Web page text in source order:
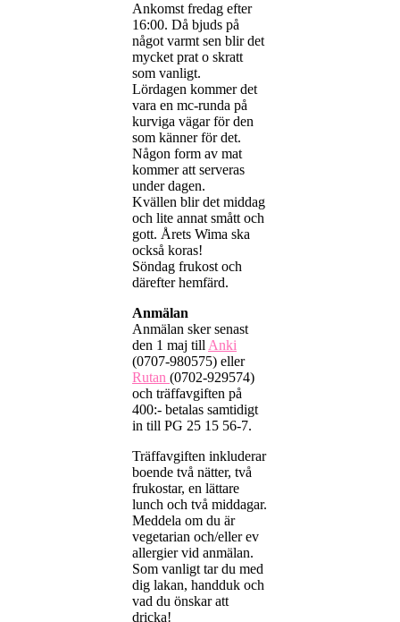
Ankomst fredag efter
16:00. Då bjuds på
något varmt sen blir det
mycket prat o skratt
som vanligt.
Lördagen kommer det
vara en mc-runda på
kurviga vägar för den
som känner för det.
Någon form av mat
kommer att serveras
under dagen.
Kvällen blir det middag
och lite annat smått och
gott. Årets Wima ska
också koras!
Söndag frukost och
därefter hemfärd.
Anmälan
Anmälan sker senast
den 1 maj till Anki
(0707-980575) eller
Rutan (0702-929574)
och träffavgiften på
400:- betalas samtidigt
in till PG 25 15 56-7.
Träffavgiften inkluderar
boende två nätter, två
frukostar, en lättare
lunch och två middagar.
Meddela om du är
vegetarian och/eller ev
allergier vid anmälan.
Som vanligt tar du med
dig lakan, handduk och
vad du önskar att
dricka!